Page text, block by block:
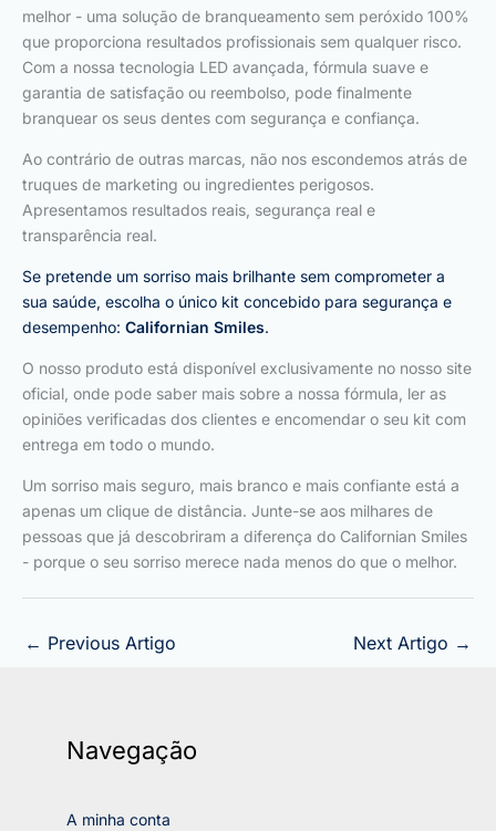
melhor - uma solução de branqueamento sem peróxido 100%
que proporciona resultados profissionais sem qualquer risco.
Com a nossa tecnologia LED avançada, fórmula suave e
garantia de satisfação ou reembolso, pode finalmente
branquear os seus dentes com segurança e confiança.
Ao contrário de outras marcas, não nos escondemos atrás de
truques de marketing ou ingredientes perigosos.
Apresentamos resultados reais, segurança real e
transparência real.
Se pretende um sorriso mais brilhante sem comprometer a
sua saúde, escolha o único kit concebido para segurança e
desempenho: Californian Smiles.
O nosso produto está disponível exclusivamente no nosso site
oficial, onde pode saber mais sobre a nossa fórmula, ler as
opiniões verificadas dos clientes e encomendar o seu kit com
entrega em todo o mundo.
Um sorriso mais seguro, mais branco e mais confiante está a
apenas um clique de distância. Junte-se aos milhares de
pessoas que já descobriram a diferença do Californian Smiles
- porque o seu sorriso merece nada menos do que o melhor.
← Previous Artigo Next Artigo →
Navegação
A minha conta